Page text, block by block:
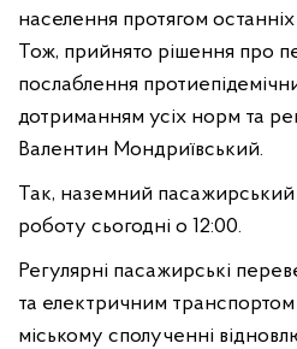
населення протягом
Тож, прийнято рішення про
послаблення
дотриманням усіх норм та
Валентин Мондриївський.
Так, наземний пасажирський
роботу сьогодні о 12:00.
Регулярні пасажирські
та електричним
міському сполученні